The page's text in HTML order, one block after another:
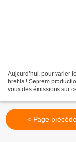
Aujourd’hui, pour varier
brebis ! Seprem
vous des émissions sur
< Page